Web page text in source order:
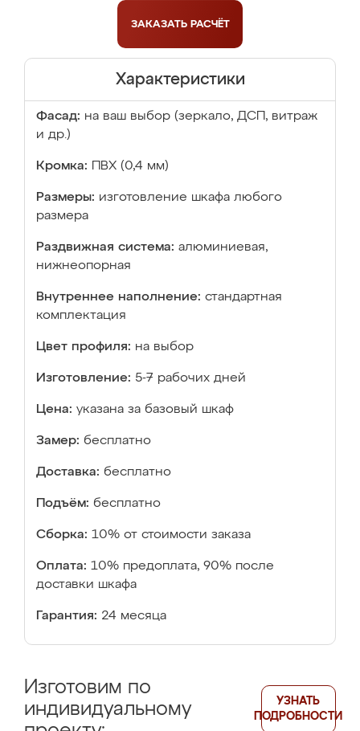
ЗАКАЗАТЬ РАСЧЁТ
Характеристики
Фасад: на ваш выбор (зеркало, ДСП, витраж
и др.)
Кромка: ПВХ (0,4 мм)
Размеры: изготовление шкафа любого
размера
Раздвижная система: алюминиевая,
нижнеопорная
Внутреннее наполнение: стандартная
комплектация
Цвет профиля: на выбор
Изготовление: 5-7 рабочих дней
Цена: указана за базовый шкаф
Замер: бесплатно
Доставка: бесплатно
Подъём: бесплатно
Сборка: 10% от стоимости заказа
Оплата: 10% предоплата, 90% после
доставки шкафа
Гарантия: 24 месяца
Изготовим по
индивидуальному
УЗНАТЬ
ПОДРОБНОСТИ